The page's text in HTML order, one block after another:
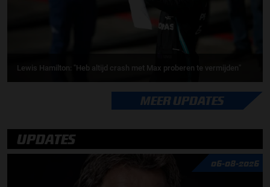
Lewis Hamilton: "Heb altijd crash met Max proberen te vermijden"
MEER UPDATES
UPDATES
06-08-2026